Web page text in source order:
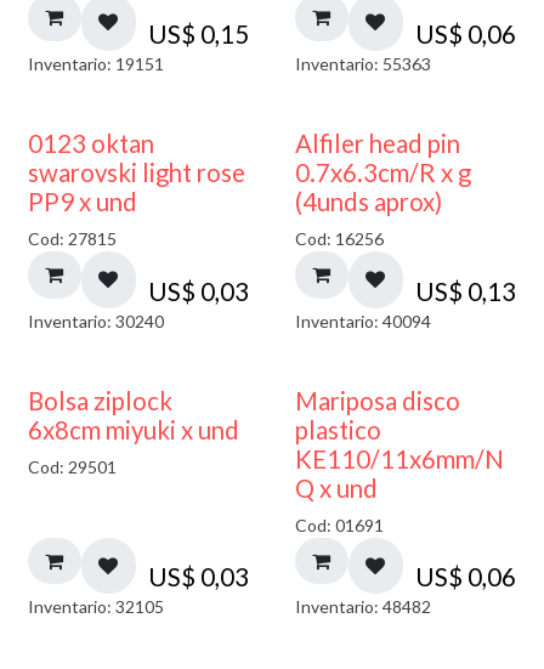
US$ 0,15
Inventario: 19151
US$ 0,06
Inventario: 55363
0123 oktan
swarovski light rose
PP9 x und
Cod: 27815
US$ 0,03
Inventario: 30240
Alfiler head pin
0.7x6.3cm/R x g
(4unds aprox)
Cod: 16256
US$ 0,13
Inventario: 40094
¡NUEVO!
Bolsa ziplock
6x8cm miyuki x und
Cod: 29501
US$ 0,03
Inventario: 32105
Mariposa disco
plastico
KE110/11x6mm/N
Q x und
Cod: 01691
US$ 0,06
Inventario: 48482